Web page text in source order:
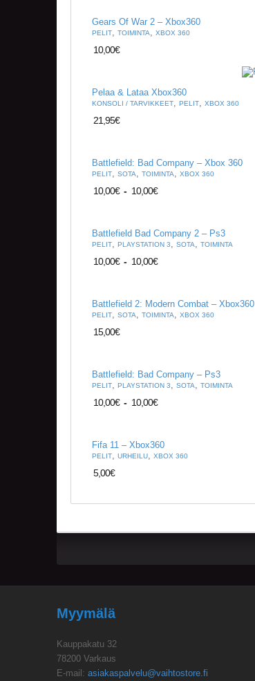
Gears Of War 2 – Xbox360
PELIT, TOIMINTA, XBOX 360
10,00€
Pelaa & Lataa Xbox360
KONSOLI / TARVIKKEET, PELIT, XBOX 360
21,95€
Battlefield: Bad Company – Xbox 360
PELIT, SOTA, TOIMINTA, XBOX 360
10,00€ - 10,00€
Battlefield Bad Company 2 – Ps3
PELIT, PLAYSTATION 3, SOTA, TOIMINTA
10,00€ - 10,00€
Battlefield 2: Modern Combat – Xbox360
PELIT, SOTA, TOIMINTA, XBOX 360
15,00€
Battlefield: Bad Company – Ps3
PELIT, PLAYSTATION 3, SOTA, TOIMINTA
10,00€ - 10,00€
Fifa 11 – Xbox360
PELIT, URHEILU, XBOX 360
5,00€
Myymälä
Kauppakatu 32
78200 Varkaus
E-mail: asiakaspalvelu@vaihtostore.fi